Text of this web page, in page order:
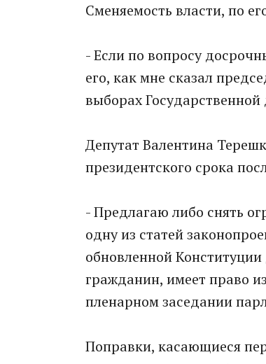
Сменяемость власти, по
- Если по вопросу
его, как мне сказал
выборах
Депутат Валентина
президентского срока
- Предлагаю либо снять
одну из статей
обновленной
гражданин, имеет право
пленарном заседании
Поправки, касающиеся